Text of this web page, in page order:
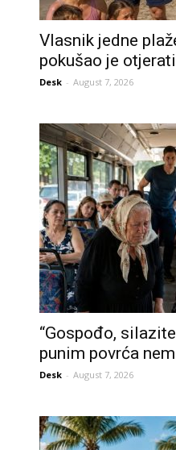
Vlasnik jedne
pokušao je
Desk - August 7, 2026
“Gospođo,
punim povrća
Desk - August 7, 2026